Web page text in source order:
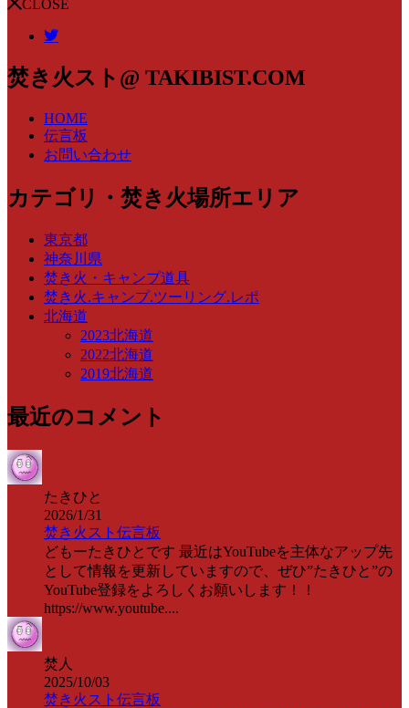
CLOSE
焚き火スト@ TAKIBIST.COM
HOME
伝言板
お問い合わせ
カテゴリ・焚き火場所エリア
東京都
神奈川県
焚き火・キャンプ道具
焚き火.キャンプ.ツーリング.レポ
北海道
2023北海道
2022北海道
2019北海道
最近のコメント
たきひと
2026/1/31
焚き火スト伝言板
どもーたきひとです 最近はYouTubeを主体なアップ先
として情報を更新していますので、ぜひ”たきひと”の
YouTube登録をよろしくお願いします！！
https://www.youtube....
焚人
2025/10/03
焚き火スト伝言板